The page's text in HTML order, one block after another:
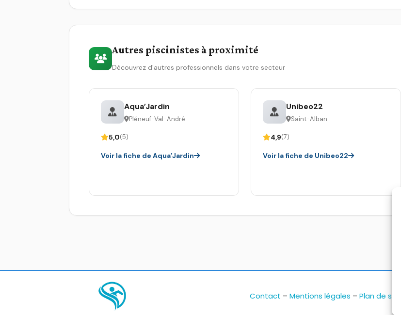
Autres piscinistes à proximité
Découvrez d'autres professionnels dans votre secteur
Aqua’Jardin
Pléneuf-Val-André
5,0(5)
Voir la fiche de Aqua’Jardin
Unibeo22
Saint-Alban
4,9(7)
Voir la fiche de Unibeo22
Contact –Mentions légales –Plan de site